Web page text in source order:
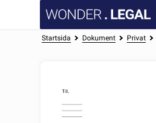
Startsida Dokument Privat